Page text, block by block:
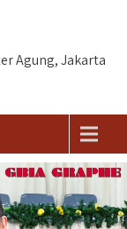
Agung, Jakarta